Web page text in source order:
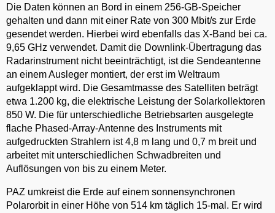
Die Daten können an Bord in einem 256-GB-Speicher
gehalten und dann mit einer Rate von 300 Mbit/s zur Erde
gesendet werden. Hierbei wird ebenfalls das X-Band bei ca.
9,65 GHz verwendet. Damit die Downlink-Übertragung das
Radarinstrument nicht beeinträchtigt, ist die Sendeantenne
an einem Ausleger montiert, der erst im Weltraum
aufgeklappt wird. Die Gesamtmasse des Satelliten beträgt
etwa 1.200 kg, die elektrische Leistung der Solarkollektoren
850 W. Die für unterschiedliche Betriebsarten ausgelegte
flache Phased-Array-Antenne des Instruments mit
aufgedruckten Strahlern ist 4,8 m lang und 0,7 m breit und
arbeitet mit unterschiedlichen Schwadbreiten und
Auflösungen von bis zu einem Meter.
PAZ umkreist die Erde auf einem sonnensynchronen
Polarorbit in einer Höhe von 514 km täglich 15-mal. Er wird